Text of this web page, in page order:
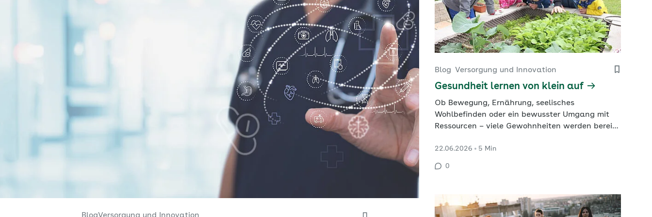
Blog Versorgung und Innovation
Gesundheit lernen von klein auf
Ob Bewegung, Ernährung, seelisches
Wohlbefinden oder ein bewusster Umgang mit
Ressourcen – viele Gewohnheiten werden bereits
oft ein Leben lang. Wie eine frühzeitige und
nachhaltige Gesundheitsförderung im Kita-
22.06.2026 5 Min
0